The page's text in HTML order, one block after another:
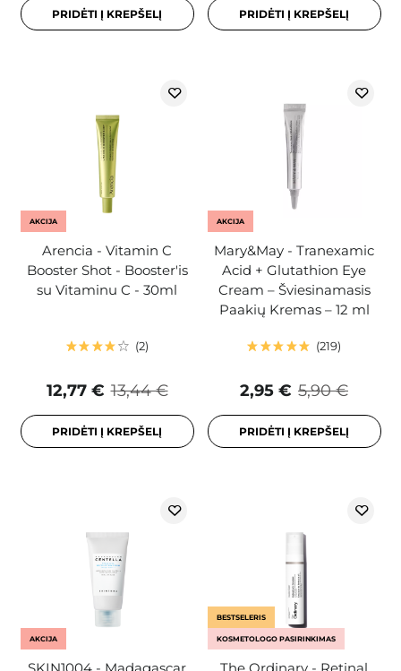
PRIDĖTI Į KREPŠELĮ PRIDĖTI Į KREPŠELĮ
AKCIJA
Arencia - Vitamin C
Booster Shot - Booster'is
su Vitaminu C - 30ml
2
13,44 €
12,77 €
PRIDĖTI Į KREPŠELĮ
AKCIJA
Mary&May - Tranexamic
Acid + Glutathion Eye
Cream – Šviesinamasis
Paakių Kremas – 12 ml
219
5,90 €
2,95 €
PRIDĖTI Į KREPŠELĮ
AKCIJA
BESTSELERIS
KOSMETOLOGO PASIRINKIMAS